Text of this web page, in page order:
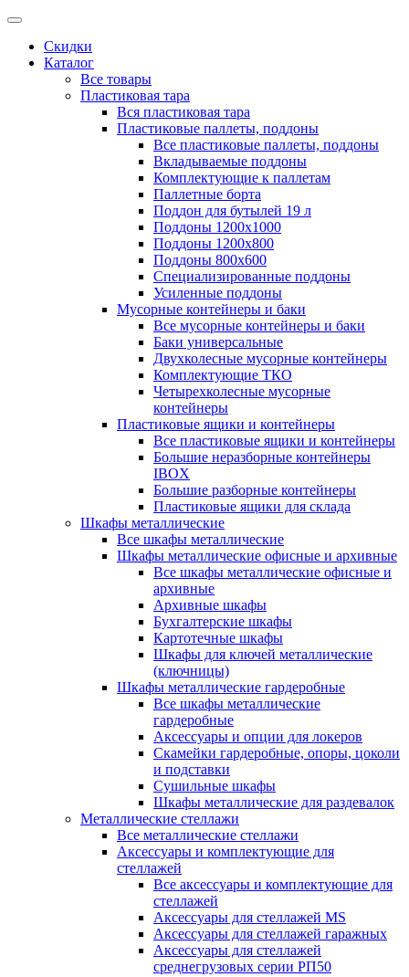
Скидки
Каталог
Все товары
Пластиковая тара
Вся пластиковая тара
Пластиковые паллеты, поддоны
Все пластиковые паллеты, поддоны
Вкладываемые поддоны
Комплектующие к паллетам
Паллетные борта
Поддон для бутылей 19 л
Поддоны 1200х1000
Поддоны 1200х800
Поддоны 800х600
Специализированные поддоны
Усиленные поддоны
Мусорные контейнеры и баки
Все мусорные контейнеры и баки
Баки универсальные
Двухколесные мусорные контейнеры
Комплектующие ТКО
Четырехколесные мусорные
контейнеры
Пластиковые ящики и контейнеры
Все пластиковые ящики и контейнеры
Большие неразборные контейнеры
IBOX
Большие разборные контейнеры
Пластиковые ящики для склада
Шкафы металлические
Все шкафы металлические
Шкафы металлические офисные и архивные
Все шкафы металлические офисные и
архивные
Архивные шкафы
Бухгалтерские шкафы
Картотечные шкафы
Шкафы для ключей металлические
(ключницы)
Шкафы металлические гардеробные
Все шкафы металлические
гардеробные
Аксессуары и опции для локеров
Скамейки гардеробные, опоры, цоколи
и подставки
Сушильные шкафы
Шкафы металлические для раздевалок
Металлические стеллажи
Все металлические стеллажи
Аксессуары и комплектующие для
стеллажей
Все аксессуары и комплектующие для
стеллажей
Аксессуары для стеллажей MS
Аксессуары для стеллажей гаражных
Аксессуары для стеллажей
среднегрузовых серии РП50